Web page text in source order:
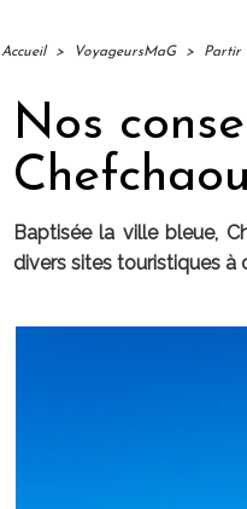
Accueil > VoyageursMaG > Partir
Nos
Baptisée la ville bleue,
divers sites touristiques à